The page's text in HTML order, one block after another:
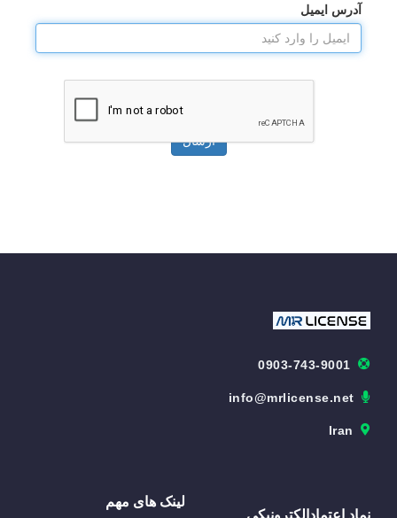
آدرس ایمیل
ارسال
0903-743-9001
info@mrlicense.net
Iran
لینک های مهم